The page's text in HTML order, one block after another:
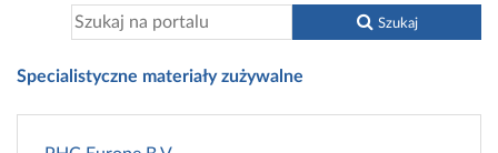
Specialistyczne materiały zużywalne
Szukaj